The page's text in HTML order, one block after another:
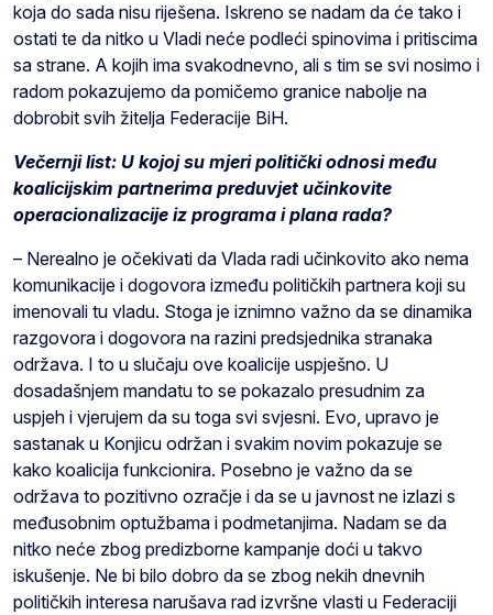
koja do sada nisu riješena. Iskreno se nadam da će tako i
ostati te da nitko u Vladi neće podleći spinovima i pritiscima
sa strane. A kojih ima svakodnevno, ali s tim se svi nosimo i
radom pokazujemo da pomičemo granice nabolje na
dobrobit svih žitelja Federacije BiH.
Večernji list: U kojoj su mjeri politički odnosi među
koalicijskim partnerima preduvjet učinkovite
operacionalizacije iz programa i plana rada?
– Nerealno je očekivati da Vlada radi učinkovito ako nema
komunikacije i dogovora između političkih partnera koji su
imenovali tu vladu. Stoga je iznimno važno da se dinamika
razgovora i dogovora na razini predsjednika stranaka
održava. I to u slučaju ove koalicije uspješno. U
dosadašnjem mandatu to se pokazalo presudnim za
uspjeh i vjerujem da su toga svi svjesni. Evo, upravo je
sastanak u Konjicu održan i svakim novim pokazuje se
kako koalicija funkcionira. Posebno je važno da se
održava to pozitivno ozračje i da se u javnost ne izlazi s
međusobnim optužbama i podmetanjima. Nadam se da
nitko neće zbog predizborne kampanje doći u takvo
iskušenje. Ne bi bilo dobro da se zbog nekih dnevnih
političkih interesa narušava rad izvršne vlasti u Federaciji